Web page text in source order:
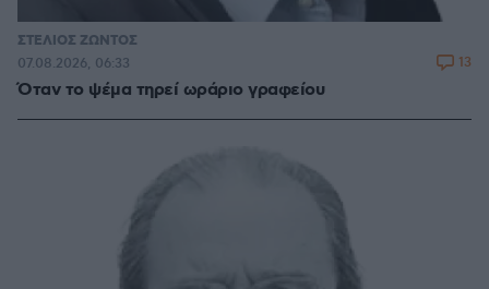
ΣΤΕΛΙΟΣ ΖΩΝΤΟΣ
Όταν το ψέμα τηρεί ωράριο γραφείου
07.08.2026, 06:33 13